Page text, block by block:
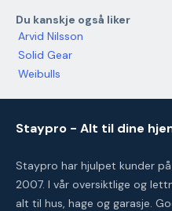
Du kanskje også liker
Arvid Nilsson
Solid Gear
Weibulls
Staypro - Alt til dine
Staypro har hjulpet kunder
2007. I vår oversiktlige og
alt til hus, hage og garasje.